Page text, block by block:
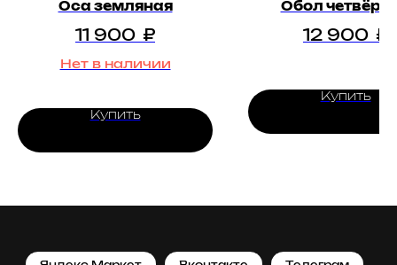
Оса земляная
11 900 ₽
Нет в наличии
Купить
Обол
12 900 ₽
Купить